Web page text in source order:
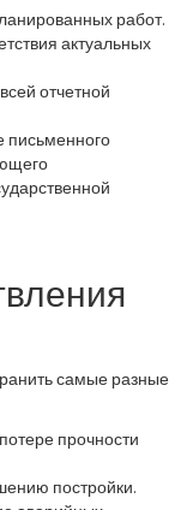
работ.
актуальных
отчетной
письменного
самые разные
прочности
постройки.